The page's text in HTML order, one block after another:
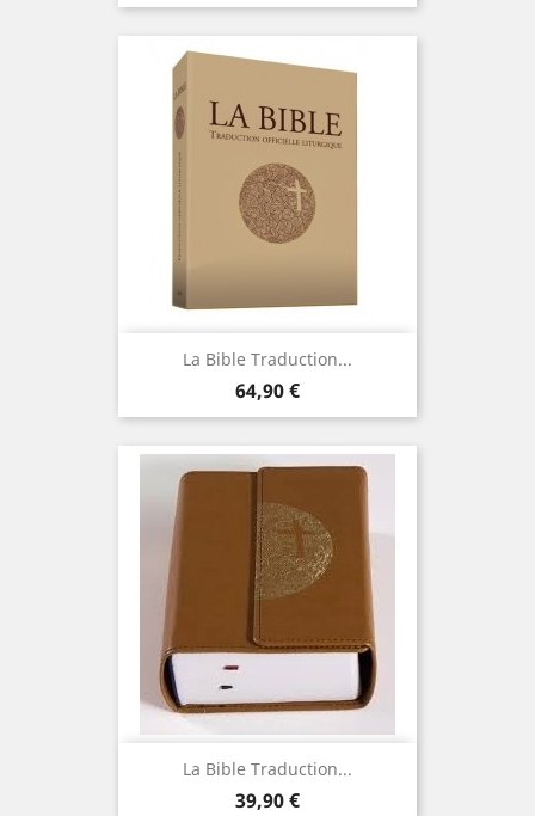
La Bible Traduction...
Prix
64,90 €
La Bible Traduction...
Prix
39,90 €